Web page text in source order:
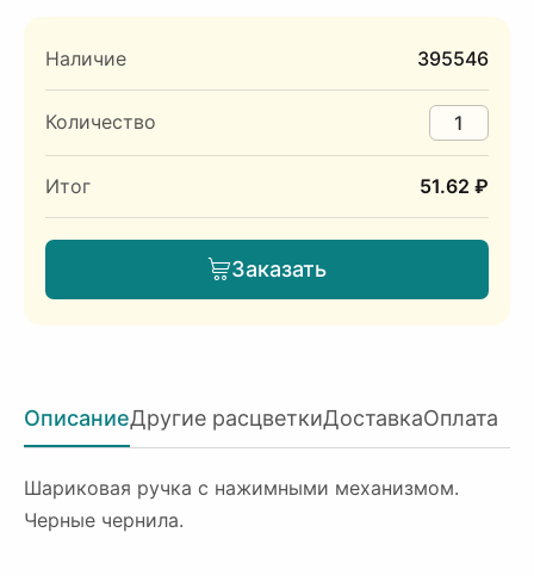
Наличие 395546
Количество
Итог 51.62 ₽
Заказать
ОписаниеДругие расцветкиДоставкаОплата
Шариковая ручка с нажимными механизмом.
Черные чернила.